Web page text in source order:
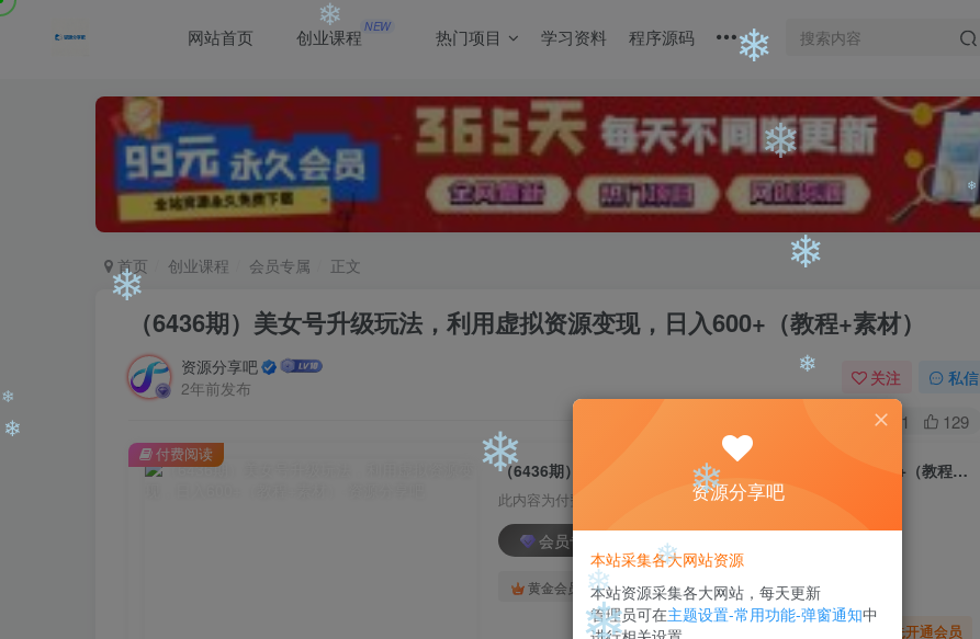
网站首页 创业课程 NEW 热门项目 学习资料 程序源码
首页 创业课程 会员专属 正文
（6436期）美女号升级玩法，利用虚拟资源变现，日入600+（教程+素材）
资源分享吧
2年前发布
关注 私信
581 129
（6436期）美女号升级玩法，利用虚拟资源变现，日入600+（教程+素材）
此内容为付费阅读，请付费后查看
会员专属资源
黄金会员 免费 钻石会员 免费
您暂无购买权限，请先开通会员
付费阅读
资源分享吧
本站采集各大网站资源
本站资源采集各大网站，每天更新
管理员可在主题设置-常用功能-弹窗通知中
❄
❄
❄
❄
❄
❄
❄